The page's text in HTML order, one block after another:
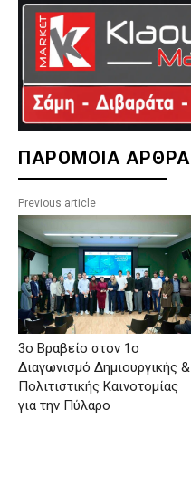
ΠΑΡΟΜΟΙΑ ΑΡΘΡΑ
Previous article
3ο Βραβείο στον 1ο
Διαγωνισμό Δημιουργικής &
Πολιτιστικής Καινοτομίας
για την Πύλαρο